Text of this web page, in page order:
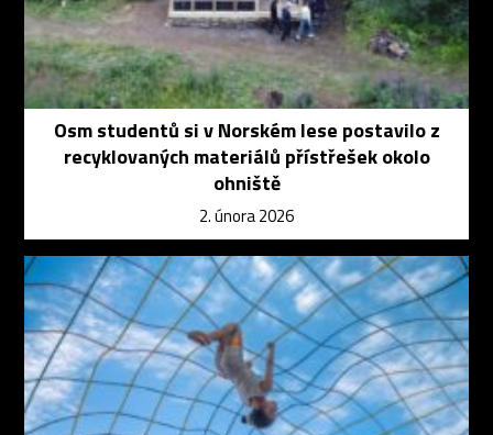
Osm studentů si v Norském lese postavilo z
recyklovaných materiálů přístřešek okolo
ohniště
2. února 2026